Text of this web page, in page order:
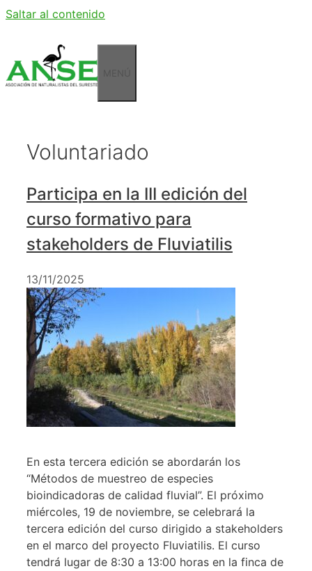
Saltar al contenido
Voluntariado
Participa en la III edición del
curso formativo para
stakeholders de Fluviatilis
13/11/2025
En esta tercera edición se abordarán los
“Métodos de muestreo de especies
bioindicadoras de calidad fluvial”. El próximo
miércoles, 19 de noviembre, se celebrará la
tercera edición del curso dirigido a stakeholders
en el marco del proyecto Fluviatilis. El curso
tendrá lugar de 8:30 a 13:00 horas en la finca de